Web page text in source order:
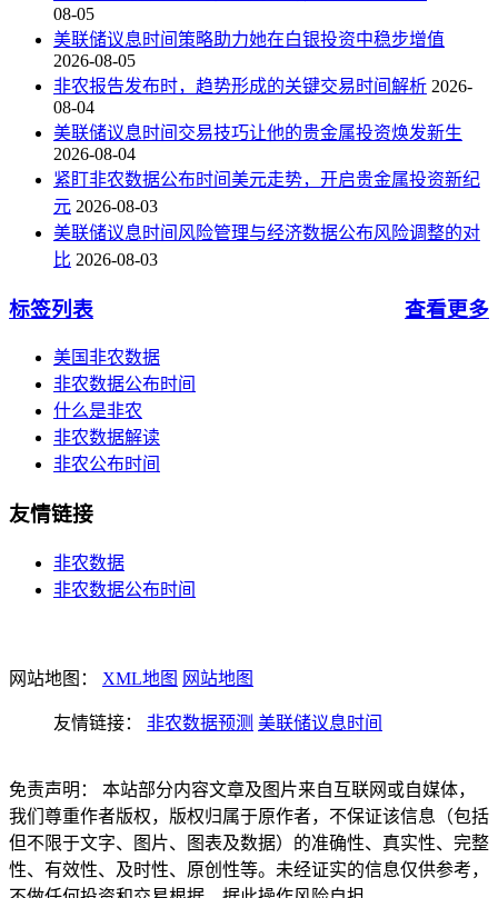
08-05
美联储议息时间策略助力她在白银投资中稳步增值
2026-08-05
非农报告发布时，趋势形成的关键交易时间解析 2026-
08-04
美联储议息时间交易技巧让他的贵金属投资焕发新生
2026-08-04
紧盯非农数据公布时间美元走势，开启贵金属投资新纪
元 2026-08-03
美联储议息时间风险管理与经济数据公布风险调整的对
比 2026-08-03
标签列表 查看更多
美国非农数据
非农数据公布时间
什么是非农
非农数据解读
非农公布时间
友情链接
非农数据
非农数据公布时间
网站地图： XML地图 网站地图
友情链接： 非农数据预测 美联储议息时间
免责声明： 本站部分内容文章及图片来自互联网或自媒体，
我们尊重作者版权，版权归属于原作者，不保证该信息（包括
但不限于文字、图片、图表及数据）的准确性、真实性、完整
性、有效性、及时性、原创性等。未经证实的信息仅供参考，